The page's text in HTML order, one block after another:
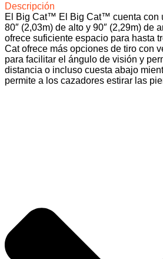
Descripción
El Big Cat™ El Big Cat™ cuenta con
80″ (2,03m) de alto y 90″ (2,29m) de
ofrece suficiente espacio para hasta
Cat ofrece más opciones de tiro con
para facilitar el ángulo de visión y
distancia o incluso cuesta abajo
permite a los cazadores estirar las